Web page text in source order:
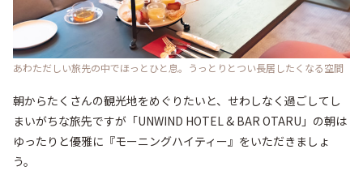
あわただしい旅先の中でほっとひと息。うっとりとつい長居したくなる空間
朝からたくさんの観光地をめぐりたいと、せわしなく過ごしてし
まいがちな旅先ですが「UNWIND HOTEL & BAR OTARU」の朝は
ゆったりと優雅に『モーニングハイティー』をいただきましょ
う。